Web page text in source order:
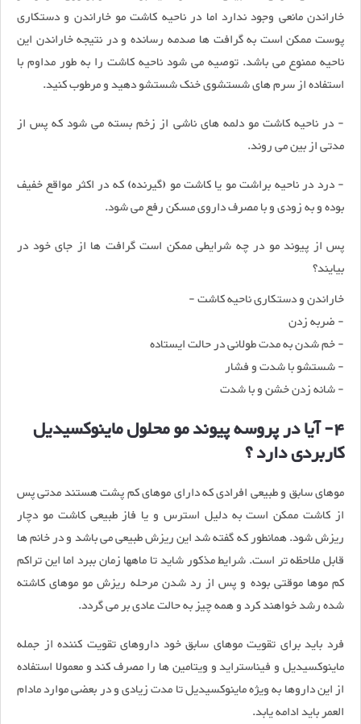
خاراندن مانعی وجود ندارد اما در ناحیه کاشت مو خاراندن و دستکاری
پوست ممکن است به گرافت ها صدمه رسانده و در نتیجه خاراندن این
ناحیه ممنوع می باشد. توصیه می شود ناحیه کاشت را به طور مداوم با
استفاده از سرم های شستشوی خنک شستشو دهید و مرطوب کنید.
- در ناحیه کاشت مو دلمه های ناشی از زخم بسته می شود که پس از
مدتی از بین می روند.
- درد در ناحیه براشت مو یا کاشت مو (گیرنده) که در اکثر مواقع خفیف
بوده و به زودی و با مصرف داروی مسکن رفع می شود.
پس از پیوند مو در چه شرایطی ممکن است گرافت ها از جای خود در
بیایند؟
خاراندن و دستکاری ناحیه کاشت -
- ضربه زدن
- خم شدن به مدت طولانی در حالت ایستاده
- شستشو با شدت و فشار
- شانه زدن خشن و با شدت
4- آیا در پروسه پیوند مو محلول ماینوکسیدیل
کاربردی دارد ؟
موهای سابق و طبیعی افرادی که دارای موهای کم پشت هستند مدتی پس
از کاشت ممکن است به دلیل استرس و یا فاز طبیعی کاشت مو دچار
ریزش شود. همانطور که گفته شد این ریزش طبیعی می باشد و در خانم ها
قابل ملاحظه تر است. شرایط مذکور شاید تا ماهها زمان ببرد اما این تراکم
کم موها موقتی بوده و پس از رد شدن مرحله ریزش مو موهای کاشته
شده رشد خواهند کرد و همه چیز به حالت عادی بر می گردد.
فرد باید برای تقویت موهای سابق خود داروهای تقویت کننده از جمله
ماینوکسیدیل و فیناستراید و ویتامین ها را مصرف کند و معمولا استفاده
از این داروها به ویژه ماینوکسیدیل تا مدت زیادی و در بعضی موارد مادام
العمر باید ادامه یابد.